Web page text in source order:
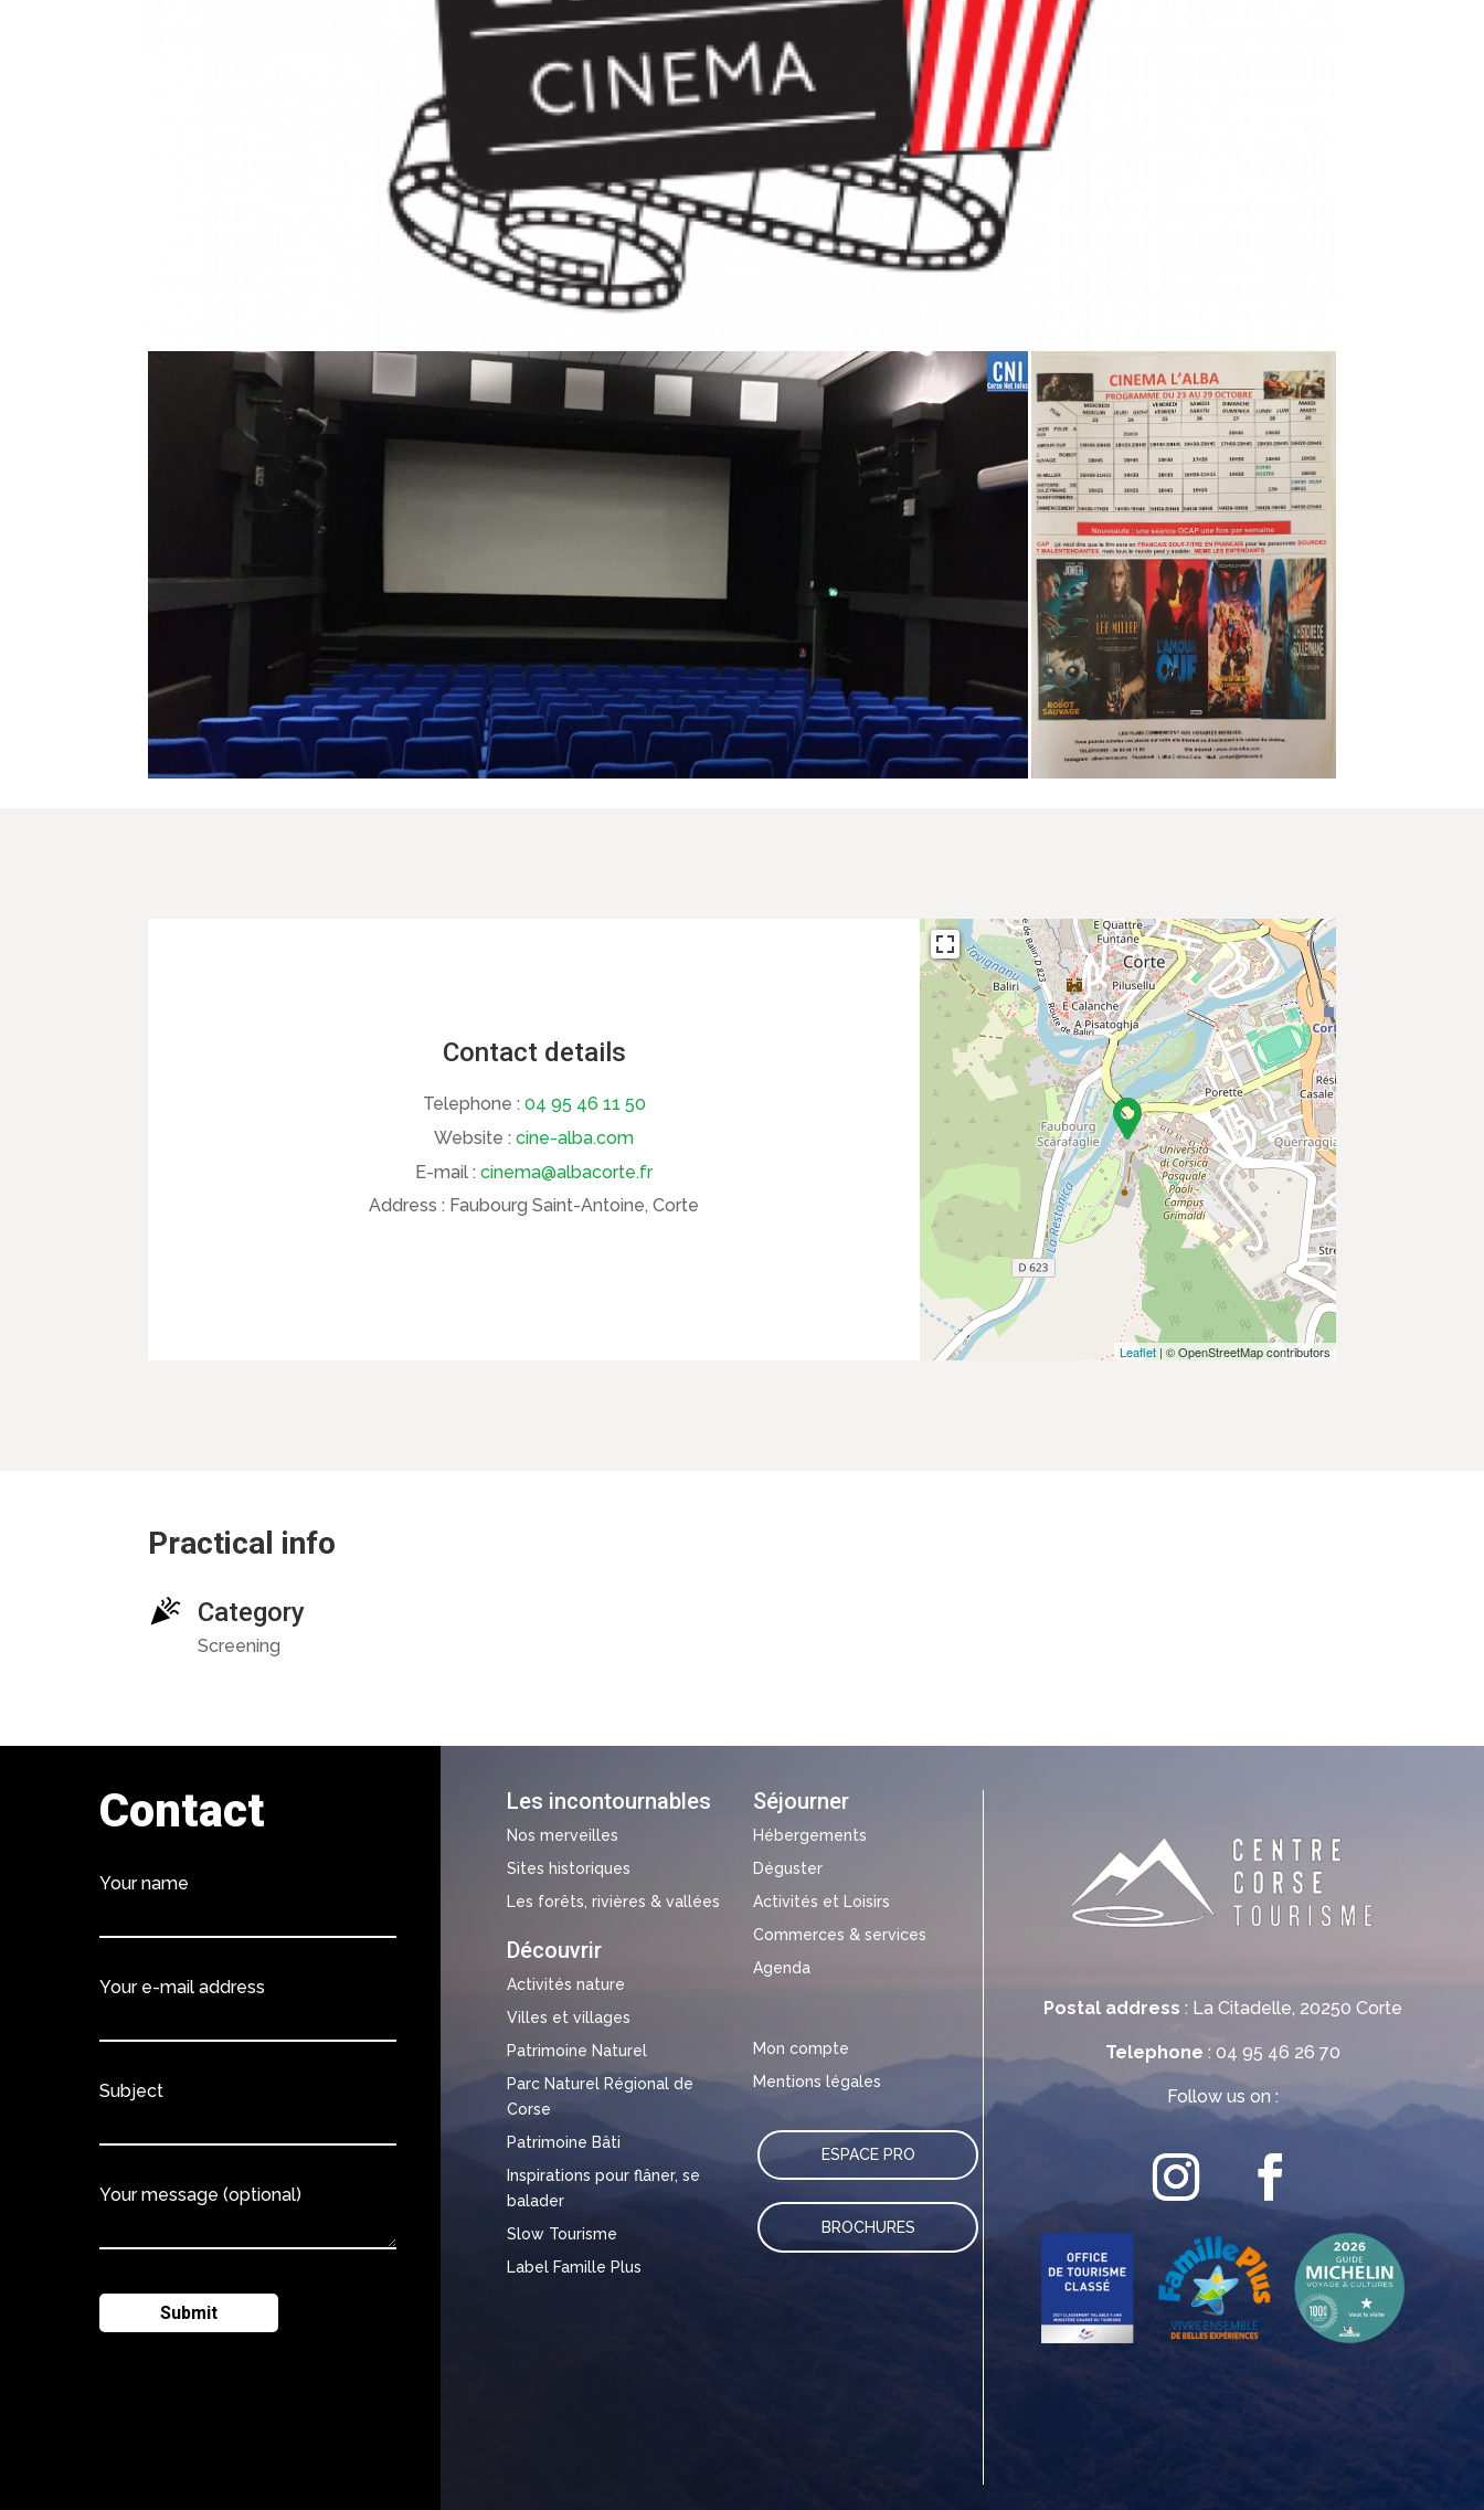
Contact details
Telephone : 04 95 46 11 50
Website :cine-alba.com
E-mail :cinema@albacorte.fr
Address : Faubourg Saint-Antoine, Corte
Leaflet| © OpenStreetMap contributors
Practical info
Category
Screening
Postal address : La Citadelle, 20250 Corte
Telephone : 04 95 46 26 70
Follow us on :
Les incontournables
Nos merveilles
Sites historiques
Les forêts, rivières & vallées
Découvrir
Activités nature
Villes et villages
Patrimoine Naturel
Parc Naturel Régional de
Corse
Patrimoine Bâti
Inspirations pour flâner, se
balader
Slow Tourisme
Label Famille Plus
Séjourner
Hébergements
Déguster
Activités et Loisirs
Commerces & services
Agenda
Mon compte
Mentions légales
ESPACE PRO
BROCHURES
Contact
Your name
Your e-mail address
Subject
Your message (optional)